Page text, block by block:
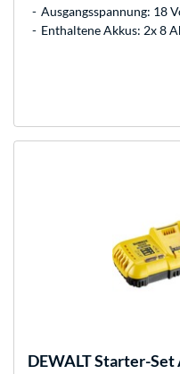
Ausgangsspannung: 18
Enthaltene Akkus: 2x 8
DEWALTStarter-Set